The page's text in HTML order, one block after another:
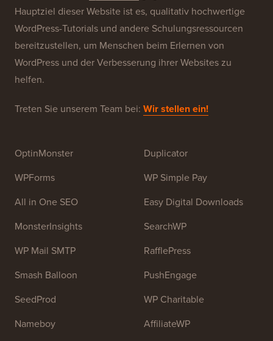
Über WPBeginner®
WPBeginner ist eine kostenlose WordPress-
Ressourcen-Website für Anfänger. WPBeginner wurde
Hauptziel dieser Website ist es, qualitativ hochwertige
WordPress und der Verbesserung ihrer Websites zu
helfen.
Treten Sie unserem Team bei: Wir stellen ein!
OptinMonster
WPForms
All in One SEO
Duplicator
WP Simple Pay
Easy Digital Downloads